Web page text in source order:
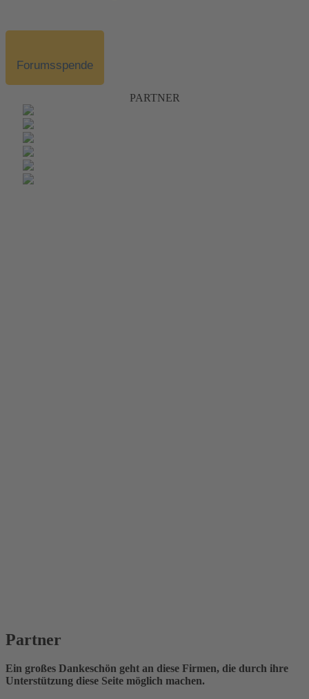
Forumsspende
PARTNER
Partner
Ein großes Dankeschön geht an diese Firmen, die durch ihre
Unterstützung diese Seite möglich machen.